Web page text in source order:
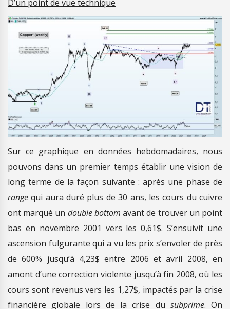
D’un point de vue technique
Sur ce graphique en données hebdomadaires, nous
pouvons dans un premier temps établir une vision de
long terme de la façon suivante : après une phase de
range qui aura duré plus de 30 ans, les cours du cuivre
ont marqué un double bottom avant de trouver un point
bas en novembre 2001 vers les 0,61$. S’ensuivit une
ascension fulgurante qui a vu les prix s’envoler de près
de 600% jusqu’à 4,23$ entre 2006 et avril 2008, en
amont d’une correction violente jusqu’à fin 2008, où les
cours sont revenus vers les 1,27$, impactés par la crise
financière globale lors de la crise du subprime. On